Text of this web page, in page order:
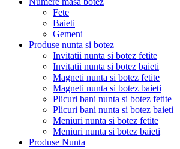
Fete
Baieti
Gemeni
Produse nunta si botez
Invitatii nunta si botez fetite
Invitatii nunta si botez baieti
Magneti nunta si botez fetite
Magneti nunta si botez baieti
Plicuri bani nunta si botez fetite
Plicuri bani nunta si botez baieti
Meniuri nunta si botez fetite
Meniuri nunta si botez baieti
Produse Nunta